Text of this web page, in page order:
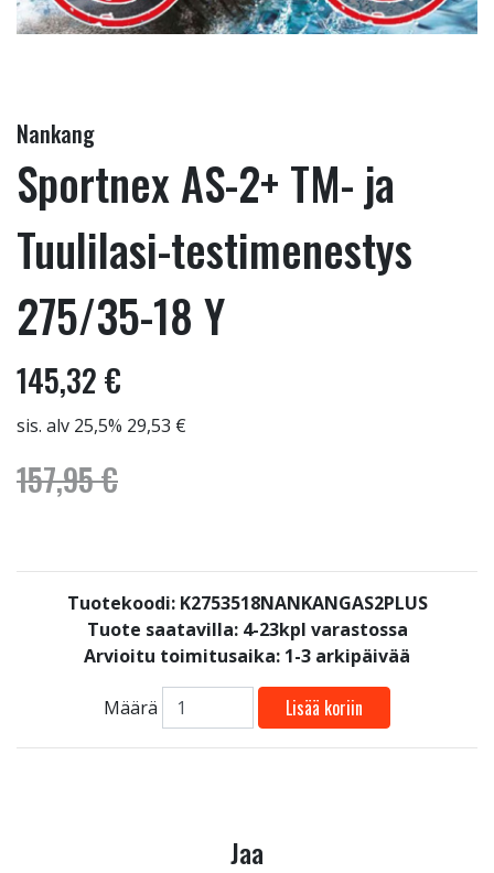
Nankang
Sportnex AS-2+ TM- ja
Tuulilasi-testimenestys
275/35-18 Y
145,32 €
sis. alv 25,5% 29,53 €
157,95 €
Tuotekoodi: K2753518NANKANGAS2PLUS
Tuote saatavilla: 4-23kpl varastossa
Arvioitu toimitusaika: 1-3 arkipäivää
Määrä Lisää koriin
Jaa